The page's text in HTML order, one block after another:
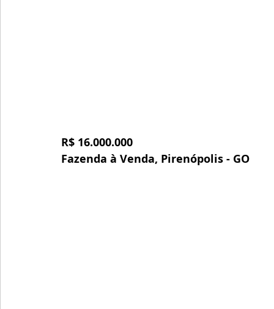
R$ 16.000.000
Fazenda à Venda, Pirenópolis - GO